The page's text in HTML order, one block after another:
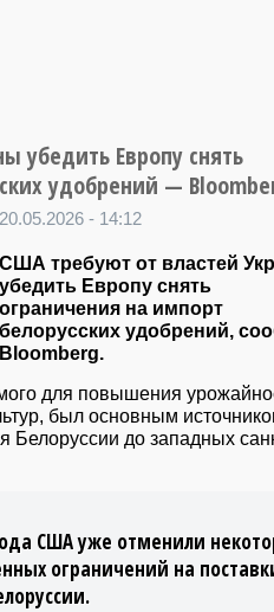
убедить Европу снять
удобрений —
20.05.2026 - 14:12
США требуют от властей
убедить Европу снять
ограничения на импорт
белорусских удобрений,
Bloomberg.
для повышения
был основным
Белоруссии до западных
США уже отменили
ограничений на